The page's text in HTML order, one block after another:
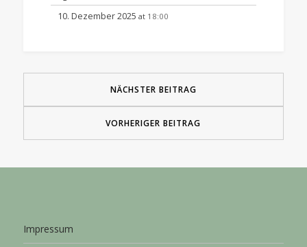
10. Dezember 2025 at 18:00
NÄCHSTER BEITRAG
VORHERIGER BEITRAG
Impressum